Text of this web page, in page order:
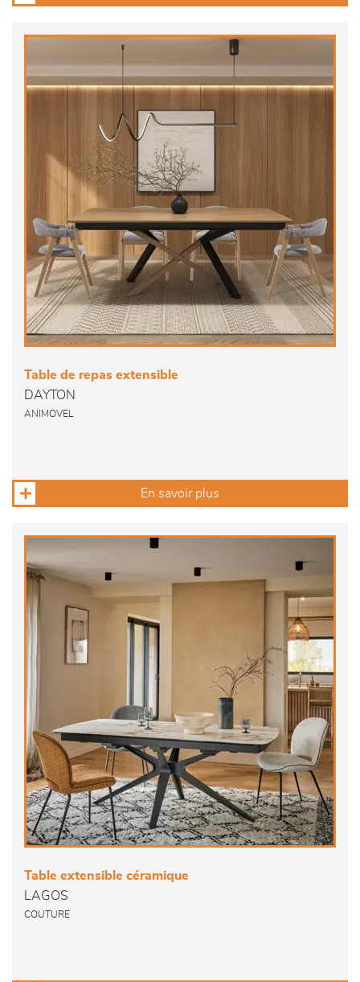
Table de repas extensible
DAYTON
ANIMOVEL
En savoir plus
Table extensible céramique
LAGOS
COUTURE